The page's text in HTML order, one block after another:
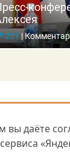
251 |
вы даёте
вы даёте